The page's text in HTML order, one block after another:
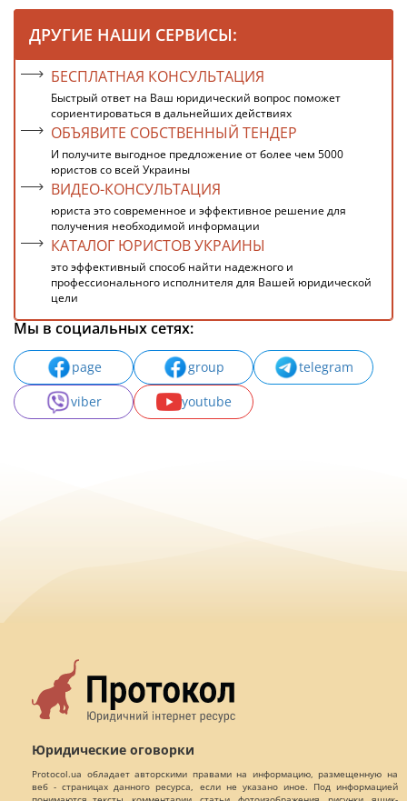
ДРУГИЕ НАШИ СЕРВИСЫ:
БЕСПЛАТНАЯ КОНСУЛЬТАЦИЯ
Быстрый ответ на Ваш юридический вопрос поможет
сориентироваться в дальнейших действиях
ОБЪЯВИТЕ СОБСТВЕННЫЙ ТЕНДЕР
И получите выгодное предложение от более чем 5000
юристов со всей Украины
ВИДЕО-КОНСУЛЬТАЦИЯ
юриста это современное и эффективное решение для
получения необходимой информации
КАТАЛОГ ЮРИСТОВ УКРАИНЫ
это эффективный способ найти надежного и
профессионального исполнителя для Вашей юридической
цели
Мы в социальных сетях:
page group
telegram
viber
youtube
Юридические оговорки
Protocol.ua обладает авторскими правами на информацию, размещенную на
веб - страницах данного ресурса, если не указано иное. Под информацией